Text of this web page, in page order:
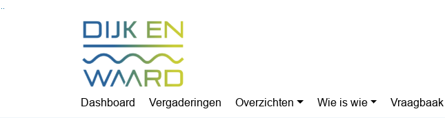
Dashboard Vergaderingen Overzichten Wie is wie Vraagbaak